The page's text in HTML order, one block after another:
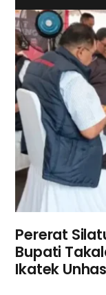
Pererat
Bupati
Ikatek